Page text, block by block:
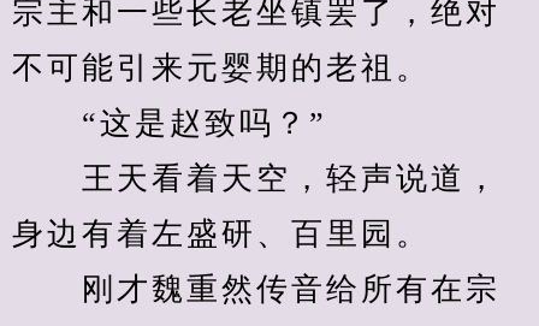
宗主和一些长老坐镇罢了，绝对
不可能引来元婴期的老祖。
“这是赵致吗？”
王天看着天空，轻声说道，
身边有着左盛研、百里园。
刚才魏重然传音给所有在宗